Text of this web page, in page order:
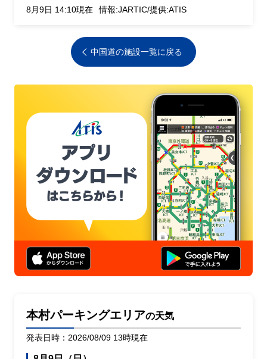
本村パーキングエリアの天気
発表日時：2026/08/09 13時現在
8月9日 14:10現在 情報:JARTIC/提供:ATIS
中国道の施設一覧に戻る